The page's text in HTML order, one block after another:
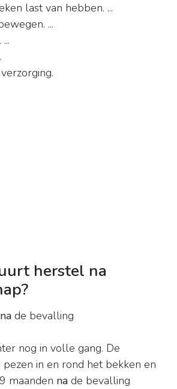
last van hebben. ...
...
herstel na
na de bevalling
nog in volle gang. De
in en rond het bekken en
maanden na de bevalling